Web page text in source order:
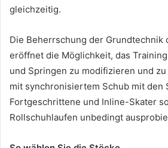
gleichzeitig.
Die Beherrschung der Grundtechnik
eröffnet die Möglichkeit, das
und Springen zu modifizieren und
mit synchronisiertem Schub mit den
Fortgeschrittene und Inline-Skater
Rollschuhlaufen unbedingt